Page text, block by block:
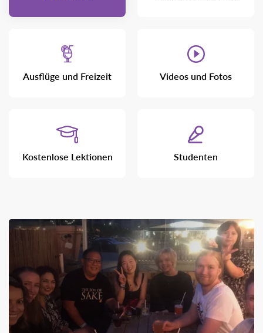
Ausflüge und Freizeit Videos und Fotos
Kostenlose Lektionen Studenten